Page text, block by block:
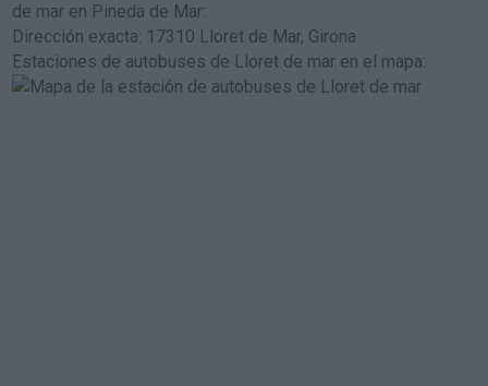
de mar en Pineda de Mar:
Dirección exacta: 17310 Lloret de Mar, Girona
Estaciones de autobuses de Lloret de mar en el mapa: